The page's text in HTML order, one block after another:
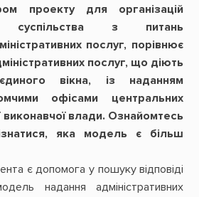
проекту для організацій
суспільства з питань
послуг, порівнює
послуг, що діють
вікна, із наданням
офісами центральних
виконавчої влади. Ознайомтесь
яка модель є більш
є допомога у пошуку відповіді
надання адміністративних